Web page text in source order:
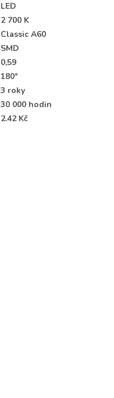
LED
2 700 K
Classic A60
SMD
0,59
180°
3 roky
30 000 hodin
2.42 Kč